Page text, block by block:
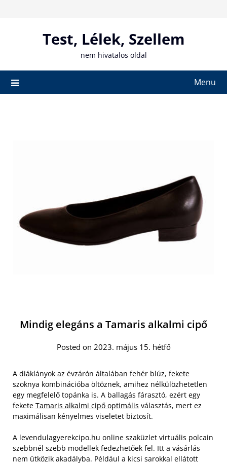
Test, Lélek, Szellem
nem hivatalos oldal
Menu
Mindig elegáns a Tamaris alkalmi cipő
Posted on 2023. május 15. hétfő
A diáklányok az évzárón általában fehér blúz, fekete
szoknya kombinációba öltöznek, amihez nélkülözhetetlen
egy megfelelő topánka is. A ballagás fárasztó, ezért egy
fekete Tamaris alkalmi cipő optimális választás, mert ez
maximálisan kényelmes viseletet biztosít.
A levendulagyerekcipo.hu online szaküzlet virtuális polcain
szebbnél szebb modellek fedezhetőek fel. Itt a vásárlás
nem ütközik akadályba. Például a kicsi sarokkal ellátott